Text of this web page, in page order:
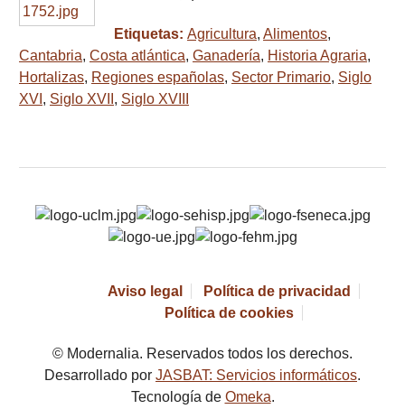
Etiquetas: Agricultura, Alimentos,
Cantabria, Costa atlántica, Ganadería, Historia Agraria,
Hortalizas, Regiones españolas, Sector Primario, Siglo
XVI , Siglo XVII , Siglo XVIII
Aviso legal
Política de privacidad
Política de cookies
© Modernalia. Reservados todos los derechos.
Desarrollado por JASBAT: Servicios informáticos.
Tecnología de Omeka.